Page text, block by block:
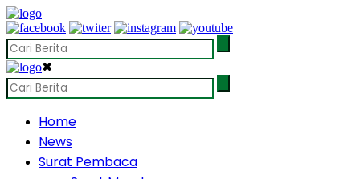
✖
Home
News
Surat Pembaca